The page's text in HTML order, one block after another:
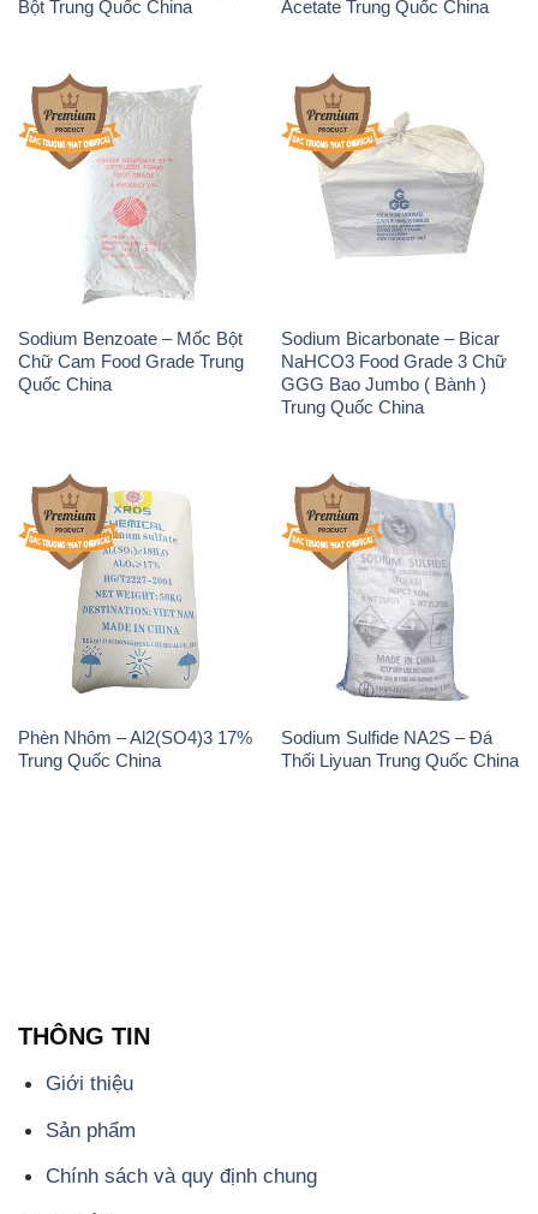
Sodium Benzoate – Mốc Bột
Chữ Cam Food Grade Trung
Quốc China
Sodium Bicarbonate – Bicar
NaHCO3 Food Grade 3 Chữ
GGG Bao Jumbo ( Bành )
Trung Quốc China
Phèn Nhôm – Al2(SO4)3 17%
Trung Quốc China
Sodium Sulfide NA2S – Đá
Thối Liyuan Trung Quốc China
Chính sách và quy định chung
Tin tức
Liên hệ